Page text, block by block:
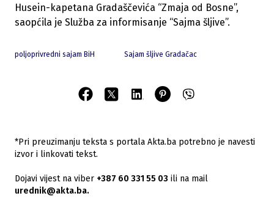
Husein-kapetana Gradaščevića “Zmaja od Bosne”,
saopćila je Služba za informisanje “Sajma šljive”.
poljoprivredni sajam BiH Sajam šljive Gradačac
*Pri preuzimanju teksta s portala Akta.ba potrebno je navesti
izvor i linkovati tekst.
Dojavi vijest na viber +387 60 331 55 03 ili na mail
urednik@akta.ba.